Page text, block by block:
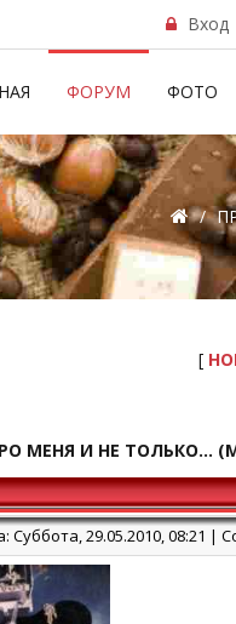
Вход
ФОРУМ ФОТО
/
[
МЕНЯ И НЕ ТОЛЬКО...
Суббота, 29.05.2010, 08:21 |